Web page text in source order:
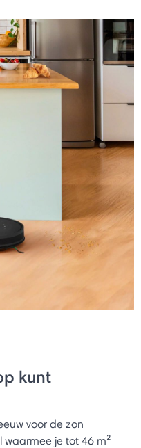
kunt
voor de zon
je tot 46 m²